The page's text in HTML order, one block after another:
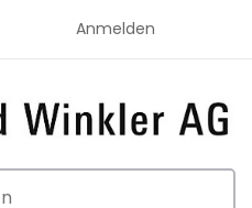
Anmelden